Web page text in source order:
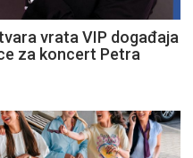
vrata VIP događaja
za koncert Petra